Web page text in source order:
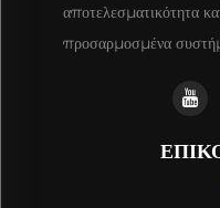
αποτελεσματικότητα
προσαρμοσμένα